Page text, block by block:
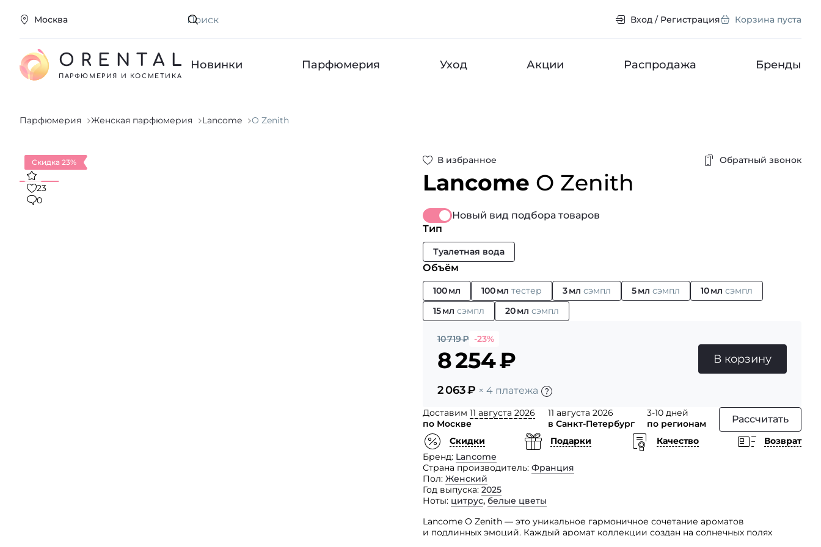
Москва Искать Вход / Регистрация Корзина пуста
ORENTAL
ПАРФЮМЕРИЯ И КОСМЕТИКА
Новинки Парфюмерия Уход Акции Распродажа Бренды
Парфюмерия Женская парфюмерия Lancome O Zenith
В избранное Обратный звонок
Lancome O Zenith
Скидка 23%
23
0
Новый вид подбора товаров
Тип
Туалетная вода
Объём
100 мл 100 мл тестер 3 мл сэмпл 5 мл сэмпл 10 мл сэмпл
15 мл сэмпл 20 мл сэмпл
10 719₽ -23%
8 254₽
2 063₽ × 4 платежа
В корзину
Доставим 11 августа 2026
по Москве
11 августа 2026
в Санкт-Петербург
3-10 дней
по регионам
Рассчитать
Скидки Подарки Качество
Возврат
Бренд Lancome
Страна производитель Франция
Пол Женский
Год выпуска 2025
Ноты цитрус, белые цветы
Lancome O Zenith — это уникальное гармоничное сочетание ароматов
и подлинных эмоций. Каждый аромат коллекции создан на солнечных полях